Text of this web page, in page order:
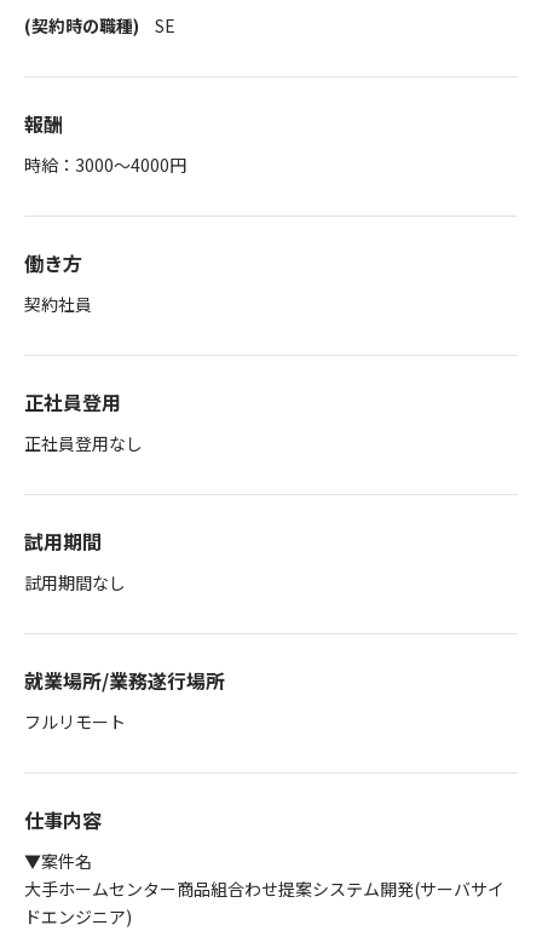
(契約時の職種) SE
報酬
時給：3000～4000円
働き方
契約社員
正社員登用
正社員登用なし
試用期間
試用期間なし
就業場所/業務遂行場所
フルリモート
仕事内容
▼案件名
大手ホームセンター商品組合わせ提案システム開発(サーバサイ
ドエンジニア)